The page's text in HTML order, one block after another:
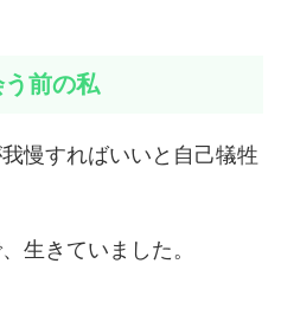
前の私
慢すればいいと自己犠牲
生きていました。